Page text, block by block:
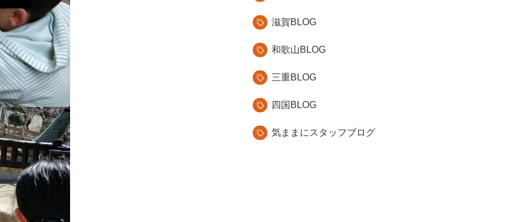
滋賀BLOG
和歌山BLOG
三重BLOG
四国BLOG
気ままにスタッフブログ